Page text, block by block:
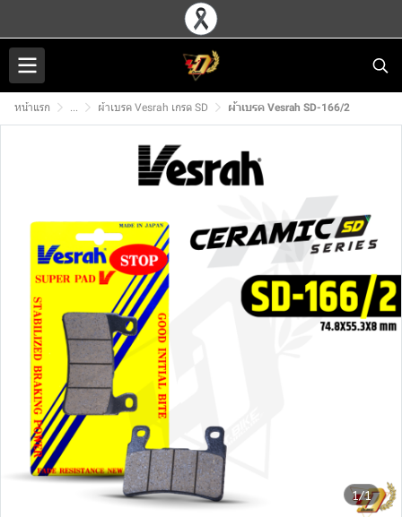
หน้าแรก ... ผ้าเบรค Vesrah เกรด SD ผ้าเบรค Vesrah SD-166/2
1/1